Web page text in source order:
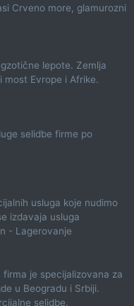
Crveno more, glamurozni
lepote. Zemlja
most Evrope i Afrike.
selidbe firme po
usluga koje nudimo
izdavaja usluga
- Lagerovanje
je specijalizovana za
u Beogradu i Srbiji.
selidbe.